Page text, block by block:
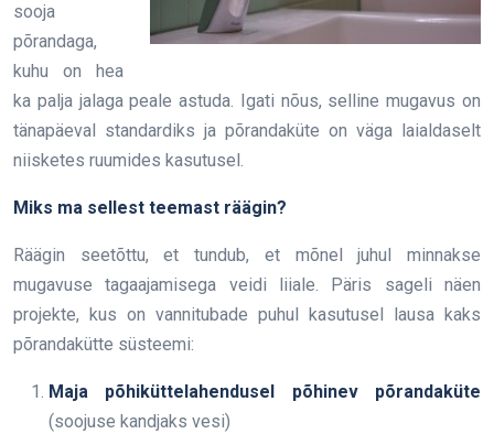
sooja
põrandaga,
kuhu on hea
ka palja jalaga peale astuda. Igati nõus, selline mugavus on
tänapäeval standardiks ja põrandaküte on väga laialdaselt
niisketes ruumides kasutusel.
Miks ma sellest teemast räägin?
Räägin seetõttu, et tundub, et mõnel juhul minnakse
mugavuse tagaajamisega veidi liiale. Päris sageli näen
projekte, kus on vannitubade puhul kasutusel lausa kaks
põrandakütte süsteemi:
Maja põhiküttelahendusel põhinev põrandaküte
(soojuse kandjaks vesi)